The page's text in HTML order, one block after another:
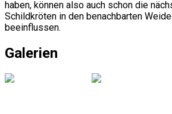
haben, können also auch schon die
Schildkröten in den benachbarten
beeinflussen.
Galerien